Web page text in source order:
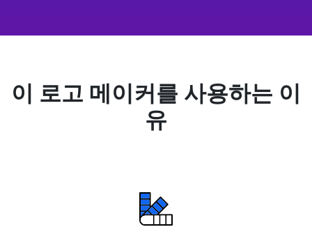
이 로고 메이커를 사용하는 이
유